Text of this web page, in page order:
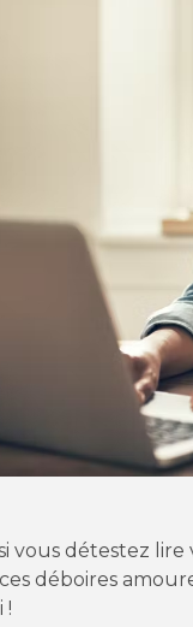
vous détestez
déboires
!